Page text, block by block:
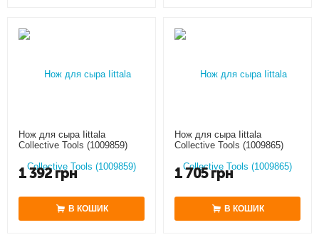
Нож для сыра Iittala
Collective Tools (1009859)
1 392грн
В КОШИК
Нож для сыра Iittala
Collective Tools (1009865)
1 705грн
В КОШИК